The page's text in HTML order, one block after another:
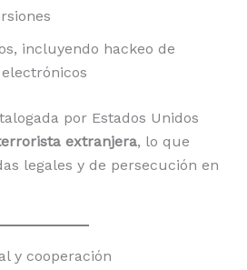
incluyendo hackeo de
por Estados Unidos
extranjera, lo que
legales y de persecución en
y cooperación